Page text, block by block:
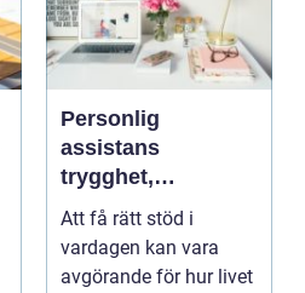
Personlig
assistans
trygghet,
självbestämmande
och vardag på
egna villkor
Att få rätt stöd i
vardagen kan vara
avgörande för hur livet